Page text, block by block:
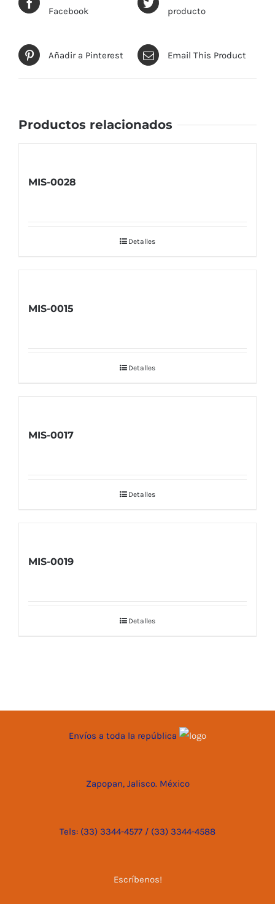
Facebook
producto
Añadir a Pinterest Email This Product
Productos relacionados
MIS-0028
Detalles
MIS-0015
Detalles
MIS-0017
Detalles
MIS-0019
Detalles
Envíos a toda la república
Zapopan, Jalisco. México
Tels: (33) 3344-4577 / (33) 3344-4588
Escríbenos!